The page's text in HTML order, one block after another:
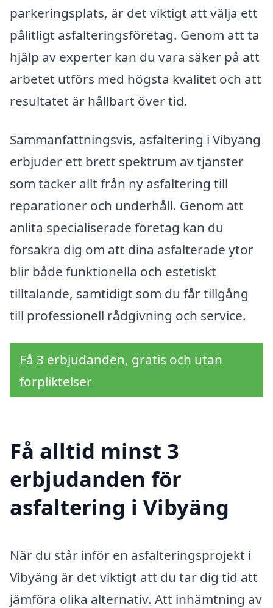
parkeringsplats, är det viktigt att välja ett
pålitligt asfalteringsföretag. Genom att ta
hjälp av experter kan du vara säker på att
arbetet utförs med högsta kvalitet och att
resultatet är hållbart över tid.
Sammanfattningsvis, asfaltering i Vibyäng
erbjuder ett brett spektrum av tjänster
som täcker allt från ny asfaltering till
reparationer och underhåll. Genom att
anlita specialiserade företag kan du
försäkra dig om att dina asfalterade ytor
blir både funktionella och estetiskt
tilltalande, samtidigt som du får tillgång
till professionell rådgivning och service.
Få 3 erbjudanden, gratis och utan
förpliktelser
Få alltid minst 3
erbjudanden för
asfaltering i Vibyäng
När du står inför en asfalteringsprojekt i
Vibyäng är det viktigt att du tar dig tid att
jämföra olika alternativ. Att inhämtning av